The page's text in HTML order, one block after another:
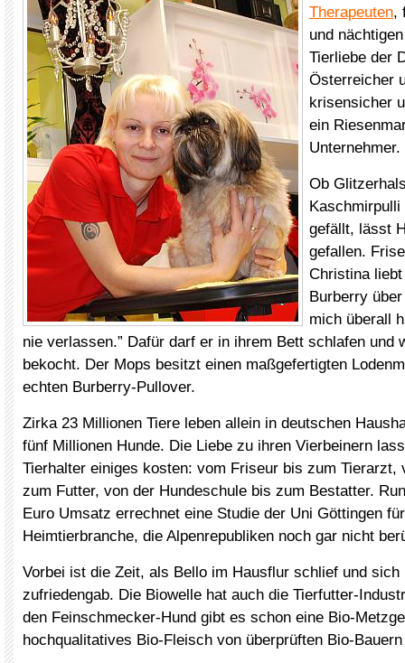
Therapeuten,
und
Tierliebe der
Österreicher
krisensicher
ein
Unternehmer.
Ob
gefällt, lässt
gefallen.
Christina
Burberry
mich überall
nie verlassen.” Dafür darf er in ihrem Bett schlafen und
bekocht. Der Mops besitzt einen maßgefertigten
echten Burberry-Pullover.
Zirka 23 Millionen Tiere leben allein in deutschen
fünf Millionen Hunde. Die Liebe zu ihren Vierbeinern
Tierhalter einiges kosten: vom Friseur bis zum Tierarzt,
zum Futter, von der Hundeschule bis zum Bestatter.
Euro Umsatz errechnet eine Studie der Uni Göttingen
Heimtierbranche, die Alpenrepubliken noch gar nicht
Vorbei ist die Zeit, als Bello im Hausflur schlief und
zufriedengab. Die Biowelle hat auch die Tierfutter-
den Feinschmecker-Hund gibt es schon eine Bio-
hochqualitatives Bio-Fleisch von überprüften Bio-